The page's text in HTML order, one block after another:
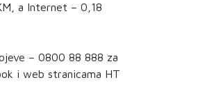
a Internet – 0,18
– 0800 88 888 za
i web stranicama HT